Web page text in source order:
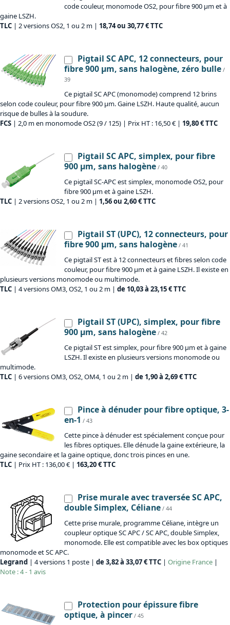
code couleur, monomode OS2, pour fibre 900 µm et à
gaine LSZH.
TLC | 2 versions OS2, 1 ou 2 m | 18,74 ou 30,77 € TTC
Pigtail SC APC, 12 connecteurs, pour
fibre 900 µm, sans halogène, zéro bulle /
39
Ce pigtail SC APC (monomode) comprend 12 brins
selon code couleur, pour fibre 900 µm. Gaine LSZH. Haute qualité, aucun
risque de bulles à la soudure.
FCS | 2,0 m en monomode OS2 (9 / 125) | Prix HT : 16,50 € | 19,80 € TTC
Pigtail SC APC, simplex, pour fibre
900 µm, sans halogène / 40
Ce pigtail SC-APC est simplex, monomode OS2, pour
fibre 900 µm et à gaine LSZH.
TLC | 2 versions OS2, 1 ou 2 m | 1,56 ou 2,60 € TTC
Pigtail ST (UPC), 12 connecteurs, pour
fibre 900 µm, sans halogène / 41
Ce pigtail ST est à 12 connecteurs et fibres selon code
couleur, pour fibre 900 µm et à gaine LSZH. Il existe en
plusieurs versions monomode ou multimode.
TLC | 4 versions OM3, OS2, 1 ou 2 m | de 10,03 à 23,15 € TTC
Pigtail ST (UPC), simplex, pour fibre
900 µm, sans halogène / 42
Ce pigtail ST est simplex, pour fibre 900 µm et à gaine
LSZH. Il existe en plusieurs versions monomode ou
multimode.
TLC | 6 versions OM3, OS2, OM4, 1 ou 2 m | de 1,90 à 2,69 € TTC
Pince à dénuder pour fibre optique, 3-
en-1 / 43
Cette pince à dénuder est spécialement conçue pour
les fibres optiques. Elle dénude la gaine extérieure, la
gaine secondaire et la gaine optique, donc trois pinces en une.
TLC | Prix HT : 136,00 € | 163,20 € TTC
Prise murale avec traversée SC APC,
double Simplex, Céliane / 44
Cette prise murale, programme Céliane, intègre un
coupleur optique SC APC / SC APC, double Simplex,
monomode. Elle est compatible avec les box optiques
monomode et SC APC.
Legrand | 4 versions 1 poste | de 3,82 à 33,07 € TTC | Origine France |
Note : 4 - 1 avis
Protection pour épissure fibre
optique, à pincer / 45